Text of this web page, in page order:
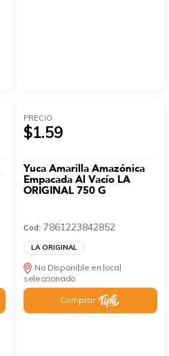
PRECIO
$1.59
Yuca Amarilla Amazónica
Empacada Al Vacío LA
ORIGINAL 750 G
Cod: 7861223842852
LA ORIGINAL
No Disponible en local
seleccionado
Comprar